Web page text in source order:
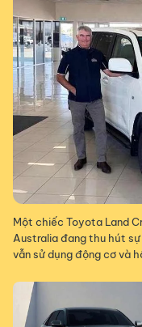
Một chiếc Toyota Land
Australia đang thu hút
vẫn sử dụng động cơ và